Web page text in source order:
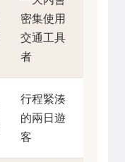
密集使用
交通工具
者
行程緊湊
的兩日遊
客